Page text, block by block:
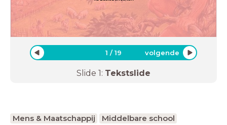
1 /19 volgende
Slide 1: Tekstslide
Mens & Maatschappij
Middelbare school